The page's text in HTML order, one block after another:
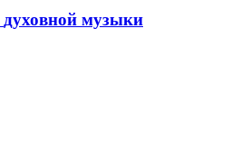
духовной музыки